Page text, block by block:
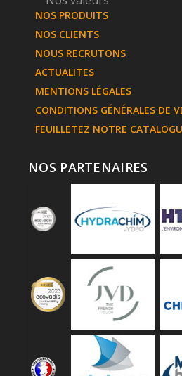
NOS PRODUITS
NOS CLIENTS
NOUS RECRUTONS
ACTUALITES
MENTIONS LÉGALES
CONDITIONS GÉNÉRALES DE
FEUILLETEZ NOTRE
NOS PARTENAIRES